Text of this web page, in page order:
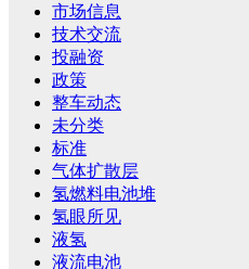
市场信息
技术交流
投融资
政策
整车动态
未分类
标准
气体扩散层
氢燃料电池堆
氢眼所见
液氢
液流电池